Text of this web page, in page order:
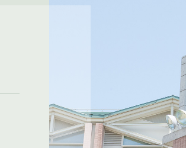
教育の三本柱
キャンパスマップ
総合的な学習・探究の時間につ
いて
年間行事
生徒会活動
卒業生紹介
入試結果
入試Q＆A